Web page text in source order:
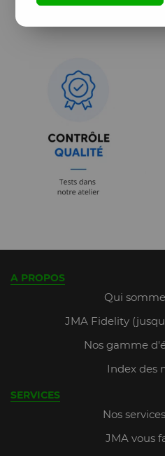
A PROPOS
Qui
JMA Fidelity
Nos gamme
Index des
SERVICES
Nos
JMA vous